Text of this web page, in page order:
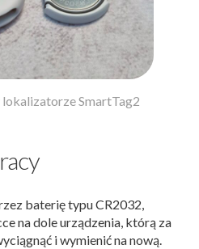
SmartTag2
baterię typu CR2032,
na dole urządzenia, którą za
i wymienić na nową.